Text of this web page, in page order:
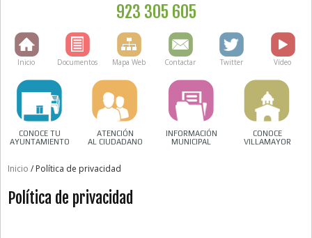
923 305 605
Inicio Documentos Mapa Web Contactar Twitter Vídeo
CONOCE TU
AYUNTAMIENTO
ATENCIÓN
AL CIUDADANO
INFORMACIÓN
MUNICIPAL
CONOCE
VILLAMAYOR
Inicio / Política de privacidad
Política de privacidad